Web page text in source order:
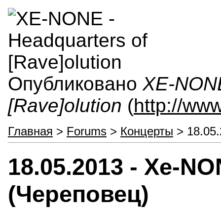
Опубликовано XE-
[Rave]olution (http://
Главная > Forums > Концерты >
18.05.2013 - Xe-
(Череповец)